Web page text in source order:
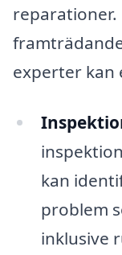
reparationer.
experter kan
kan
problem
inklusive